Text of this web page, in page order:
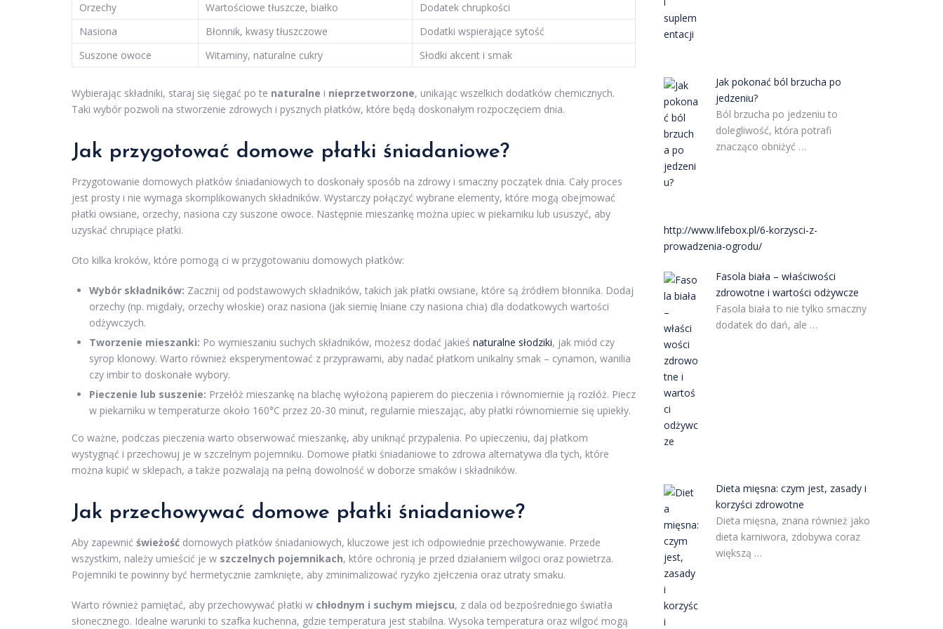
Orzechy
Wartościowe tłuszcze, białko
Dodatek chrupkości
Nasiona
Błonnik, kwasy tłuszczowe
Dodatki wspierające sytość
Suszone owoce
Witaminy, naturalne cukry Słodki akcent i smak
Wybierając składniki, staraj się sięgać po te naturalne i nieprzetworzone, unikając wszelkich dodatków chemicznych.
Taki wybór pozwoli na stworzenie zdrowych i pysznych płatków, które będą doskonałym rozpoczęciem dnia.
Jak przygotować domowe płatki śniadaniowe?
Przygotowanie domowych płatków śniadaniowych to doskonały sposób na zdrowy i smaczny początek dnia. Cały proces
jest prosty i nie wymaga skomplikowanych składników. Wystarczy połączyć wybrane elementy, które mogą obejmować
płatki owsiane, orzechy, nasiona czy suszone owoce. Następnie mieszankę można upiec w piekarniku lub ususzyć, aby
uzyskać chrupiące płatki.
Oto kilka kroków, które pomogą ci w przygotowaniu domowych płatków:
Wybór składników: Zacznij od podstawowych składników, takich jak płatki owsiane, które są źródłem błonnika. Dodaj
orzechy (np. migdały, orzechy włoskie) oraz nasiona (jak siemię lniane czy nasiona chia) dla dodatkowych wartości
odżywczych.
Tworzenie mieszanki: Po wymieszaniu suchych składników, możesz dodać jakieś naturalne słodziki, jak miód czy
syrop klonowy. Warto również eksperymentować z przyprawami, aby nadać płatkom unikalny smak – cynamon, wanilia
czy imbir to doskonałe wybory.
Pieczenie lub suszenie: Przełóż mieszankę na blachę wyłożoną papierem do pieczenia i równomiernie ją rozłóż. Piecz
w piekarniku w temperaturze około 160°C przez 20-30 minut, regularnie mieszając, aby płatki równomiernie się upiekły.
Co ważne, podczas pieczenia warto obserwować mieszankę, aby uniknąć przypalenia. Po upieczeniu, daj płatkom
wystygnąć i przechowuj je w szczelnym pojemniku. Domowe płatki śniadaniowe to zdrowa alternatywa dla tych, które
można kupić w sklepach, a także pozwalają na pełną dowolność w doborze smaków i składników.
Jak przechowywać domowe płatki śniadaniowe?
Aby zapewnić świeżość domowych płatków śniadaniowych, kluczowe jest ich odpowiednie przechowywanie. Przede
wszystkim, należy umieścić je w szczelnych pojemnikach, które ochronią je przed działaniem wilgoci oraz powietrza.
Pojemniki te powinny być hermetycznie zamknięte, aby zminimalizować ryzyko zjełczenia oraz utraty smaku.
Warto również pamiętać, aby przechowywać płatki w chłodnym i suchym miejscu, z dala od bezpośredniego światła
słonecznego. Idealne warunki to szafka kuchenna, gdzie temperatura jest stabilna. Wysoka temperatura oraz wilgoć mogą
Jak pokonać ból brzucha po
jedzeniu?
Ból brzucha po jedzeniu to
dolegliwość, która potrafi
znacząco obniżyć …
http://www.lifebox.pl/6-korzysci-z-
prowadzenia-ogrodu/
Fasola biała – właściwości
zdrowotne i wartości odżywcze
Fasola biała to nie tylko smaczny
dodatek do dań, ale …
Dieta mięsna: czym jest, zasady i
korzyści zdrowotne
Dieta mięsna, znana również jako
dieta karniwora, zdobywa coraz
większą …